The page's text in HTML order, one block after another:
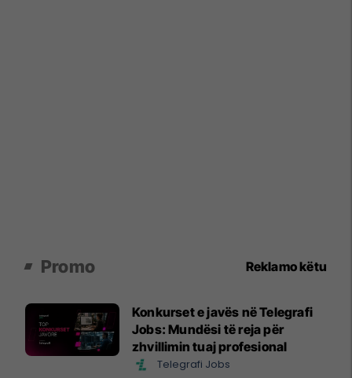
Promo Reklamo këtu
Konkurset e javës në Telegrafi
Jobs: Mundësi të reja për
zhvillimin tuaj profesional
Telegrafi Jobs